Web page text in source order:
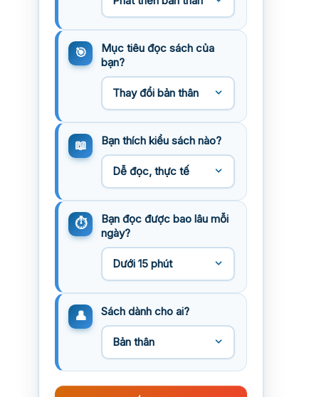
Mục tiêu đọc sách của
bạn?
Bạn thích kiểu sách nào?
Bạn đọc được bao lâu mỗi
ngày?
Sách dành cho ai?